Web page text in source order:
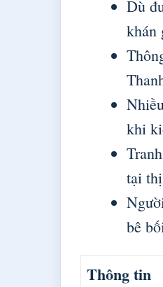
Dù
khán
khi
tại
bê
Thông tin